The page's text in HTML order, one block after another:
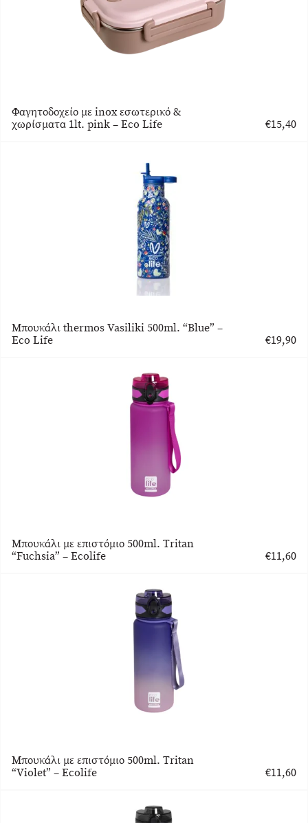
Φαγητοδοχείο με inox εσωτερικό &
χωρίσματα 1lt. pink – Eco Life
€15,40
Μπουκάλι thermos Vasiliki 500ml. “Blue” –
Eco Life
€19,90
Μπουκάλι με επιστόμιο 500ml. Tritan
“Fuchsia” – Ecolife
€11,60
Μπουκάλι με επιστόμιο 500ml. Tritan
“Violet” – Ecolife
€11,60